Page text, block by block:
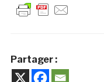
Partager :